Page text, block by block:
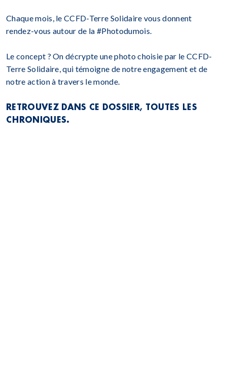
Chaque mois, le CCFD-Terre Solidaire vous donnent
rendez-vous autour de la #Photodumois.
Le concept ? On décrypte une photo choisie par le CCFD-
Terre Solidaire, qui témoigne de notre engagement et de
notre action à travers le monde.
RETROUVEZ DANS CE DOSSIER, TOUTES LES
CHRONIQUES.